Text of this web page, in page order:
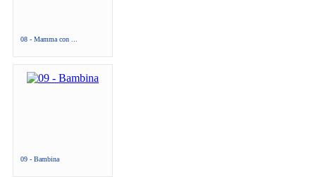
08 - Mamma con ...
09 - Bambina